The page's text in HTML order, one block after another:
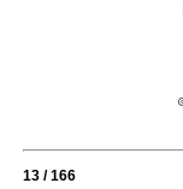
13 / 166